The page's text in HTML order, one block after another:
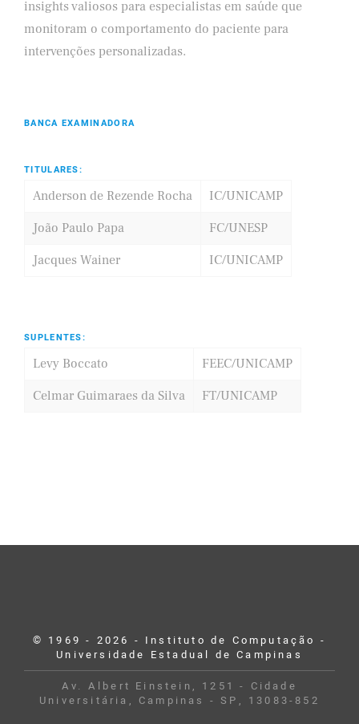
insights valiosos para especialistas em saúde que
monitoram o comportamento do paciente para
intervenções personalizadas.
BANCA EXAMINADORA
TITULARES:
Anderson de Rezende Rocha
IC/UNICAMP
João Paulo Papa
FC/UNESP
Jacques Wainer
IC/UNICAMP
SUPLENTES:
Levy Boccato
FEEC/UNICAMP
Celmar Guimaraes da Silva
FT/UNICAMP
© 1969 - 2026 - Instituto de Computação -
Universidade Estadual de Campinas
Av. Albert Einstein, 1251 - Cidade
Universitária, Campinas - SP, 13083-852